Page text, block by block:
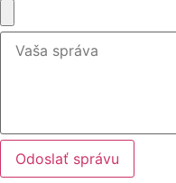
Odoslať správu